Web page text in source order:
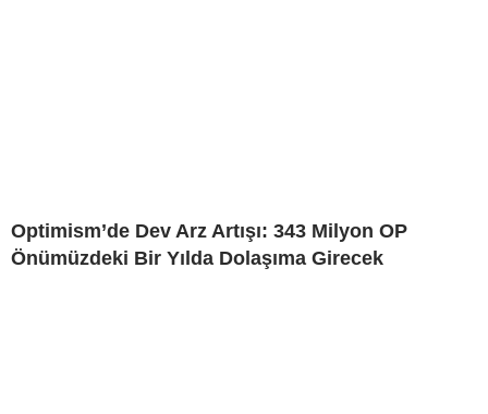
Optimism’de Dev Arz Artışı: 343 Milyon OP
Önümüzdeki Bir Yılda Dolaşıma Girecek